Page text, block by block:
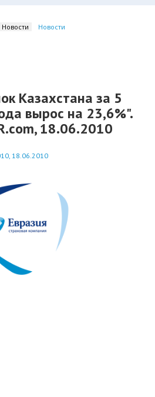
Новости Новости
Казахстана за 5
вырос на 23,6%".
18.06.2010
18.06.2010